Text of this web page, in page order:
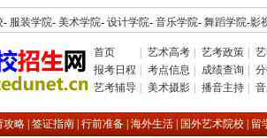
- 服装学院- 美术学院- 设计学院- 音乐学院- 舞蹈学院-影
首页 艺术高考 艺考政策
报考日程
考点信息 成绩查询
艺考辅导
美术摄影 播音主持
攻略 签证指南 行前准备 海外生活 国外艺术院校 留